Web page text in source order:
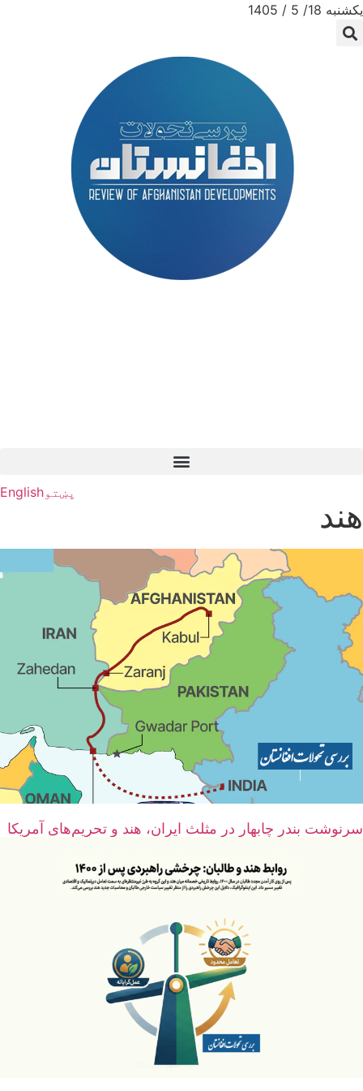
یکشنبه 18/ 5 / 1405
پښتوEnglish
هند
سرنوشت بندر چابهار در مثلث ایران، هند و تحریم‌های آمریکا